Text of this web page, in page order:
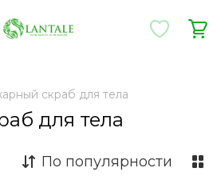
скраб для тела
для тела
По популярности